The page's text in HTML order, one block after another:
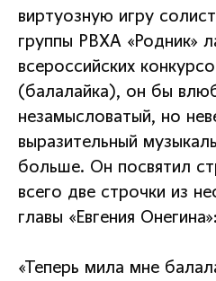
виртуозную игру
группы РВХА «Родник»
всероссийских
(балалайка), он бы
незамысловатый, но
выразительный
больше. Он посвятил
всего две строчки из
главы «Евгения Онегина»:
«Теперь мила мне